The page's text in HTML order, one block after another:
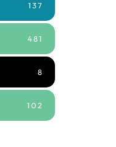
137
481
8
102